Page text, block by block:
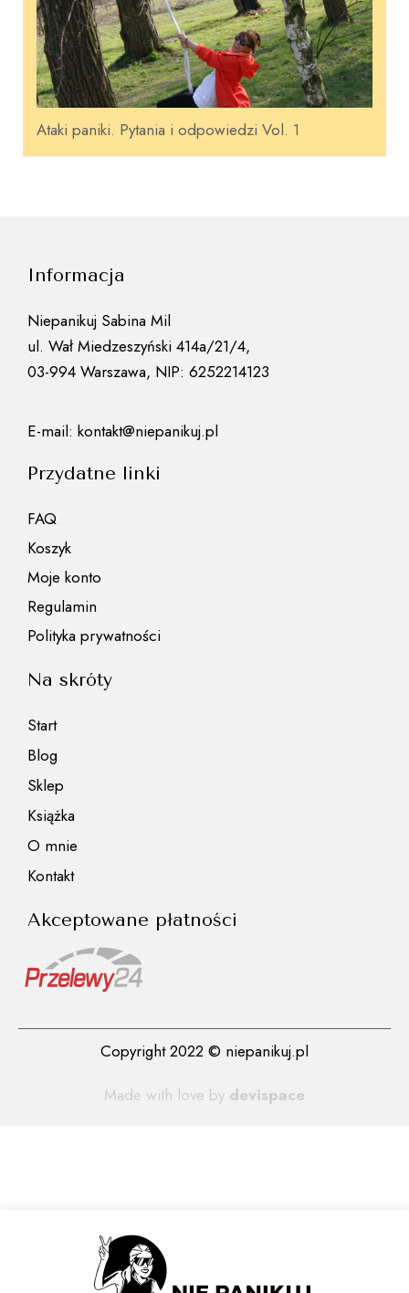
Ataki paniki. Pytania i odpowiedzi Vol. 1
Informacja
Niepanikuj Sabina Mil
ul. Wał Miedzeszyński 414a/21/4,
03-994 Warszawa, NIP: 6252214123
E-mail: kontakt@niepanikuj.pl
Przydatne linki
FAQ
Koszyk
Moje konto
Regulamin
Polityka prywatności
Na skróty
Start
Blog
Sklep
Książka
O mnie
Kontakt
Akceptowane płatności
Copyright 2022 © niepanikuj.pl
Made with love by devispace